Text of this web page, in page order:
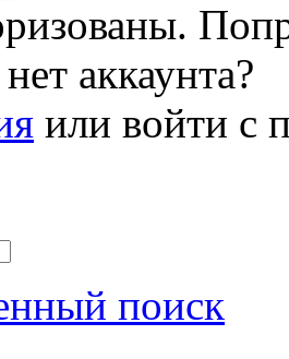
аккаунта?
или войти с
поиск